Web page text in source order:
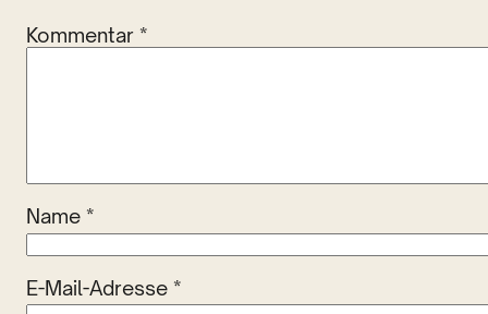
Kommentar *
Name *
E-Mail-Adresse *